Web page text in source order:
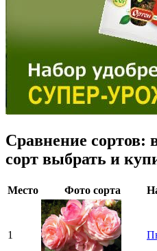
Сравнение сортов:
сорт выбрать и
Место Фото сорта
1